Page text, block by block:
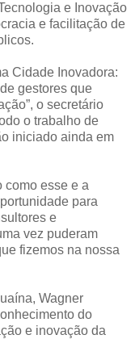
e Inovação
e facilitação de
Cidade Inovadora:
gestores que
o secretário
o trabalho de
iniciado ainda em
como esse e a
para
e
vez puderam
fizemos na nossa
Wagner
do
e inovação da